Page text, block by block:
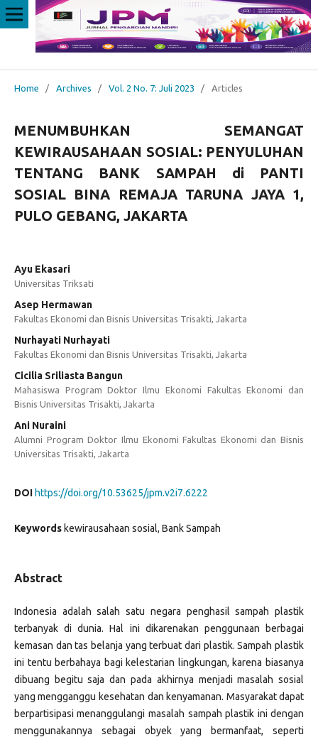
Home / Archives / Vol. 2 No. 7: Juli 2023 / Articles
MENUMBUHKAN SEMANGAT
KEWIRAUSAHAAN SOSIAL: PENYULUHAN
TENTANG BANK SAMPAH di PANTI
SOSIAL BINA REMAJA TARUNA JAYA 1,
PULO GEBANG, JAKARTA
Ayu Ekasari
Universitas Triksati
Asep Hermawan
Fakultas Ekonomi dan Bisnis Universitas Trisakti, Jakarta
Nurhayati Nurhayati
Fakultas Ekonomi dan Bisnis Universitas Trisakti, Jakarta
Cicilia Sriliasta Bangun
Mahasiswa Program Doktor Ilmu Ekonomi Fakultas Ekonomi dan
Bisnis Universitas Trisakti, Jakarta
Ani Nuraini
Alumni Program Doktor Ilmu Ekonomi Fakultas Ekonomi dan Bisnis
Universitas Trisakti, Jakarta
DOI https://doi.org/10.53625/jpm.v2i7.6222
Keywords kewirausahaan sosial, Bank Sampah
Abstract
Indonesia adalah salah satu negara penghasil sampah plastik
terbanyak di dunia. Hal ini dikarenakan penggunaan berbagai
kemasan dan tas belanja yang terbuat dari plastik. Sampah plastik
ini tentu berbahaya bagi kelestarian lingkungan, karena biasanya
dibuang begitu saja dan pada akhirnya menjadi masalah sosial
yang mengganggu kesehatan dan kenyamanan. Masyarakat dapat
berpartisipasi menanggulangi masalah sampah plastik ini dengan
menggunakannya sebagai obyek yang bermanfaat, seperti